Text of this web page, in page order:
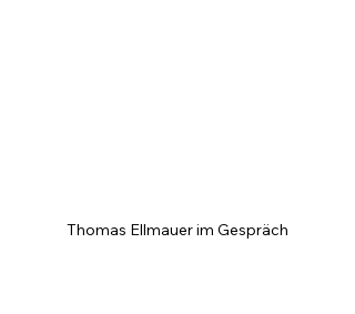
Thomas Ellmauer im Gespräch